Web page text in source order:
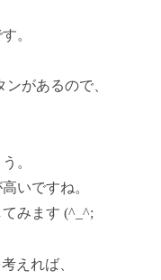
。
があるので、
。
いですね。
みます (^_^;
えれば、